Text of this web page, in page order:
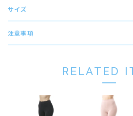
サイズ
注意事項
RELATED